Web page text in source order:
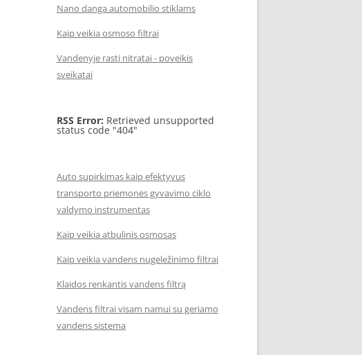
Nano danga automobilio stiklams
Kaip veikia osmoso filtrai
Vandenyje rasti nitratai - poveikis
sveikatai
RSS Error: Retrieved unsupported
status code "404"
Auto supirkimas kaip efektyvus
transporto priemonės gyvavimo ciklo
valdymo instrumentas
Kaip veikia atbulinis osmosas
Kaip veikia vandens nugeležinimo filtrai
Klaidos renkantis vandens filtrą
Vandens filtrai visam namui su geriamo
vandens sistema